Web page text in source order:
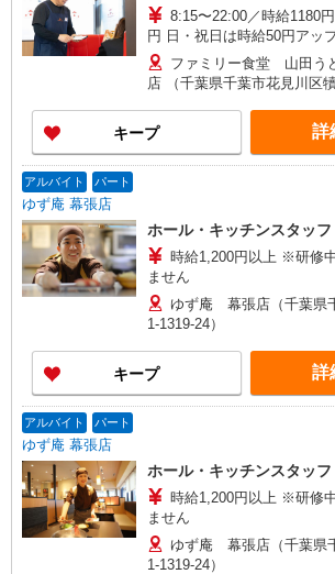
8:15〜22:00／時給1180円 22:00〜／時給1475
円 日・祝日は時給50円アッ
ファミリー食堂 山田う
店 （千葉県千葉市花見川区犢
キープ 詳
アルバイト パート
ゆず庵 幕張店
ホール・キッチンスタッフ
時給1,200円以上 ※研修
ません
ゆず庵 幕張店（千葉県
1-1319-24）
キープ 詳
アルバイト パート
ゆず庵 幕張店
ホール・キッチンスタッフ
時給1,200円以上 ※研修
ません
ゆず庵 幕張店（千葉県
1-1319-24）